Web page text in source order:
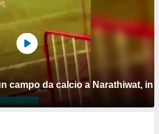
campo da calcio a Narathiwat, in